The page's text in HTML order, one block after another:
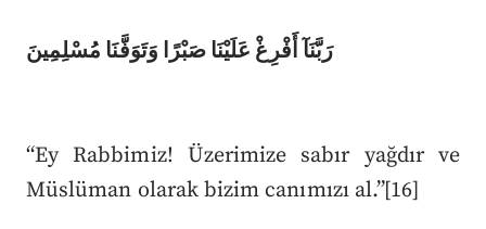
رَبَّنَآ أَفْرِغْ عَلَيْنَا صَبْرًا وَتَوَفَّنَا مُسْلِمِينَ
“Ey Rabbimiz! Üzerimize sabır yağdır ve
Müslüman olarak bizim canımızı al.”[16]